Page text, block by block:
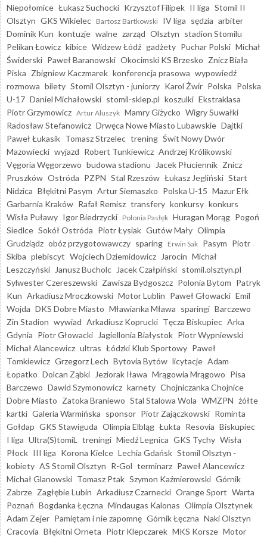
Niepołomice Łukasz Suchocki Krzysztof Filipek II liga Stomil II
Olsztyn GKS Wikielec Bartosz Bartkowski IV liga sędzia arbiter
Dominik Kun kontuzje walne zarząd Olsztyn stadion Stomilu
Pelikan Łowicz kibice Widzew Łódź gadżety Puchar Polski Michał
Świderski Paweł Baranowski Okocimski KS Brzesko Znicz Biała
Piska Zbigniew Kaczmarek konferencja prasowa wypowiedź
rozmowa bilety Stomil Olsztyn - juniorzy Karol Żwir Polska Polska
U-17 Daniel Michałowski stomil-sklep.pl koszulki Ekstraklasa
Piotr Grzymowicz Artur Aluszyk Mamry Giżycko Wigry Suwałki
Radosław Stefanowicz Drwęca Nowe Miasto Lubawskie Dajtki
Paweł Łukasik Tomasz Strzelec trening Świt Nowy Dwór
Mazowiecki wyjazd Robert Tunkiewicz Andrzej Królikowski
Vęgoria Węgorzewo budowa stadionu Jacek Płuciennik Znicz
Pruszków Ostróda PZPN Stal Rzeszów Łukasz Jegliński Start
Nidzica Błękitni Pasym Artur Siemaszko Polska U-15 Mazur Ełk
Garbarnia Kraków Rafał Remisz transfery konkursy konkurs
Wisła Puławy Igor Biedrzycki Polonia Pasłęk Huragan Morąg Pogoń
Siedlce Sokół Ostróda Piotr Łysiak Gutów Mały Olimpia
Grudziądz obóz przygotowawczy sparing Erwin Sak Pasym Piotr
Skiba plebiscyt Wojciech Dziemidowicz Jarocin Michał
Leszczyński
Janusz Bucholc Jacek Czałpiński stomil.olsztyn.pl
Sylwester Czereszewski Zawisza Bydgoszcz Polonia Bytom Patryk
Kun Arkadiusz Mroczkowski Motor Lublin Paweł Głowacki Emil
Wojda DKS Dobre Miasto Mławianka Mława sparingi Barczewo
Zin Stadion wywiad Arkadiusz Koprucki Tęcza Biskupiec Arka
Gdynia Piotr Głowacki Jagiellonia Białystok Piotr Wypniewski
Michał Alancewicz ultras Łódzki Klub Sportowy Paweł
Tomkiewicz Grzegorz Lech Bytovia Bytów licytacje Adam
Łopatko Dolcan Ząbki Jeziorak Iława Mrągowia Mrągowo Pisa
Barczewo Dawid Szymonowicz karnety Chojniczanka Chojnice
Dobre Miasto Zatoka Braniewo Stal Stalowa Wola WMZPN żółte
kartki Galeria Warmińska sponsor Piotr Zajączkowski Rominta
Gołdap GKS Stawiguda Olimpia Elbląg Łukta Resovia Biskupiec
I liga Ultra(S)tomiL treningi Miedź Legnica GKS Tychy Wisła
Płock III liga Korona Kielce Lechia Gdańsk Stomil Olsztyn -
kobiety AS Stomil Olsztyn R-Gol terminarz Paweł Alancewicz
Michał Glanowski Tomasz Ptak Szymon Kaźmierowski Górnik
Zabrze Zagłębie Lubin Arkadiusz Czarnecki Orange Sport Warta
Poznań Bogdanka Łęczna Mindaugas Kalonas Olimpia Olsztynek
Adam Zejer Pamiętam i nie zapomnę Górnik Łęczna Naki Olsztyn
Cracovia Błękitni Orneta Piotr Klepczarek MKS Korsze Motor